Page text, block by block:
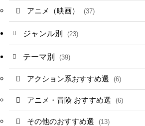
アニメ（映画） (37)
ジャンル別 (23)
テーマ別 (39)
アクション系おすすめ選 (6)
アニメ・冒険 おすすめ選 (6)
その他のおすすめ選 (13)